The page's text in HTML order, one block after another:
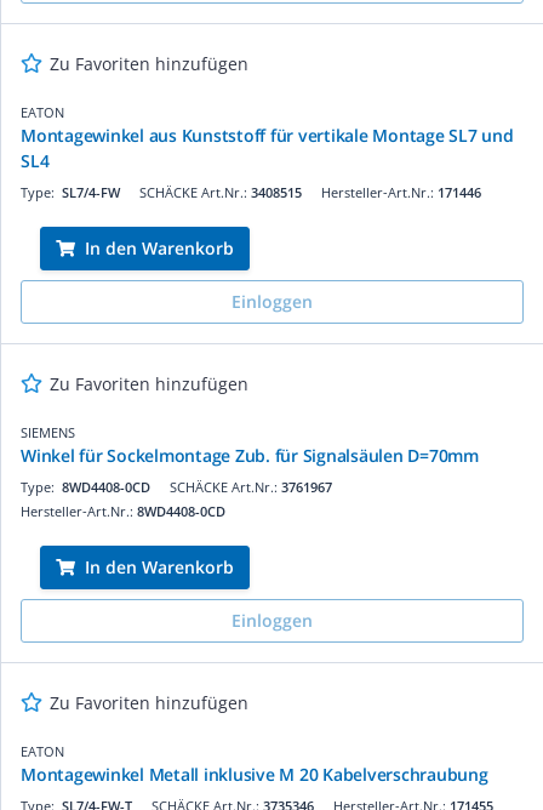
Zu Favoriten hinzufügen
EATON
Montagewinkel aus Kunststoff für vertikale Montage SL7 und
SL4
SCHÄCKE Art.Nr.: 3408515
Type: SL7/4-FW Hersteller-Art.Nr.: 171446
In den Warenkorb
Einloggen
Zu Favoriten hinzufügen
SIEMENS
Winkel für Sockelmontage Zub. für Signalsäulen D=70mm
SCHÄCKE Art.Nr.: 3761967
Type: 8WD4408-0CD
Hersteller-Art.Nr.: 8WD4408-0CD
In den Warenkorb
Einloggen
Zu Favoriten hinzufügen
EATON
Montagewinkel Metall inklusive M 20 Kabelverschraubung
SCHÄCKE Art.Nr.: 3735346
Type: SL7/4-FW-T Hersteller-Art.Nr.: 171455